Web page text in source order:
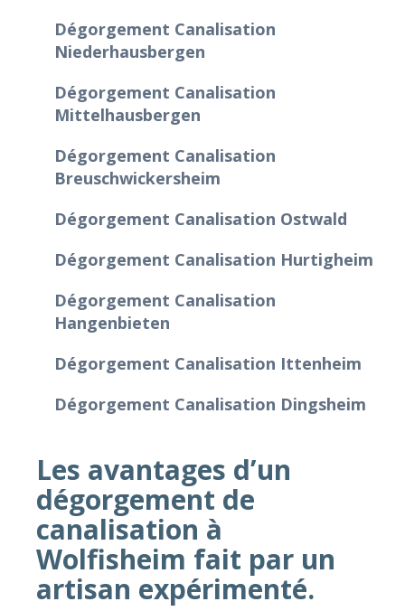
Dégorgement Canalisation
Niederhausbergen
Dégorgement Canalisation
Mittelhausbergen
Dégorgement Canalisation
Breuschwickersheim
Dégorgement Canalisation Ostwald
Dégorgement Canalisation Hurtigheim
Dégorgement Canalisation
Hangenbieten
Dégorgement Canalisation Ittenheim
Dégorgement Canalisation Dingsheim
Les avantages d’un
dégorgement de
canalisation à
Wolfisheim fait par un
artisan expérimenté.